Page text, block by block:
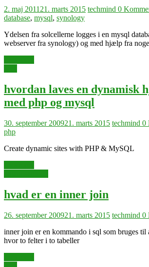
2. maj 2011 21. marts 2015 techmind 0
database, mysql, synology
Ydelsen fra solcellerne logges i en mysql
webserver fra synology) og med hjælp fra
hvordan laves en dynamisk
med php og mysql
30. september 200921. marts 2015 techmind 0
php
Create dynamic sites with PHP & MySQL
hvad er en inner join
26. september 200921. marts 2015 techmind 0
inner join er en kommando i sql som bruges til
hvor to felter i to tabeller